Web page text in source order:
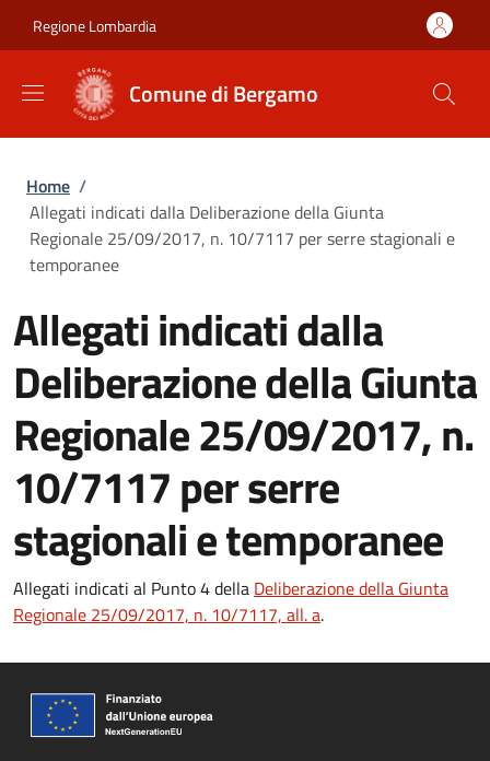
Regione Lombardia
Comune di Bergamo
Briciole di pane
Home /
Allegati indicati dalla Deliberazione della Giunta
Regionale 25/09/2017, n. 10/7117 per serre stagionali e
temporanee
Allegati indicati dalla
Deliberazione della Giunta
Regionale 25/09/2017, n.
10/7117 per serre
stagionali e temporanee
Allegati indicati al Punto 4 della Deliberazione della Giunta
Regionale 25/09/2017, n. 10/7117, all. a.